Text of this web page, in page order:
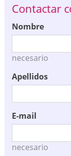
Contactar
Nombre
necesario
Apellidos
E-mail
necesario